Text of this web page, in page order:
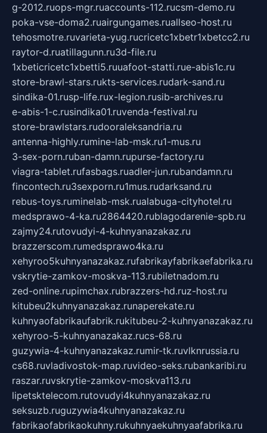
g-2012.ruops-mgr.ruaccounts-112.rucsm-demo.ru
poka-vse-doma2.ruairgungames.ruallseo-host.ru
tehosmotre.ruvarieta-yug.rucricetc1xbetr1xbetcc2.ru
raytor-d.ruatillagunn.ru3d-file.ru
1xbeticricetc1xbetti5.ruuafoot-statti.rue-abis1c.ru
store-brawl-stars.rukts-services.rudark-sand.ru
sindika-01.rusp-life.rux-legion.rusib-archives.ru
e-abis-1-c.rusindika01.ruvenda-festival.ru
store-brawlstars.rudooraleksandria.ru
antenna-highly.rumine-lab-msk.ru1-mus.ru
3-sex-porn.ruban-damn.rupurse-factory.ru
viagra-tablet.rufasbags.ruadler-jun.rubandamn.ru
fincontech.ru3sexporn.ru1mus.rudarksand.ru
rebus-toys.ruminelab-msk.rualabuga-cityhotel.ru
medsprawo-4-ka.ru2864420.rublagodarenie-spb.ru
zajmy24.rutovudyi-4-kuhnyanazakaz.ru
brazzerscom.rumedsprawo4ka.ru
xehyroo5kuhnyanazakaz.rufabrikayfabrikaefabrika.ru
vskrytie-zamkov-moskva-113.rubiletnadom.ru
zed-online.rupimchax.rubrazzers-hd.ruz-host.ru
kitubeu2kuhnyanazakaz.runaperekate.ru
kuhnyaofabrikaufabrik.rukitubeu-2-kuhnyanazakaz.ru
xehyroo-5-kuhnyanazakaz.rucs-68.ru
guzywia-4-kuhnyanazakaz.rumir-tk.ruvlknrussia.ru
cs68.ruvladivostok-map.ruvideo-seks.rubankaribi.ru
raszar.ruvskrytie-zamkov-moskva113.ru
lipetsktelecom.rutovudyi4kuhnyanazakaz.ru
seksuzb.ruguzywia4kuhnyanazakaz.ru
fabrikaofabrikaokuhny.rukuhnyaekuhnyaafabrika.ru